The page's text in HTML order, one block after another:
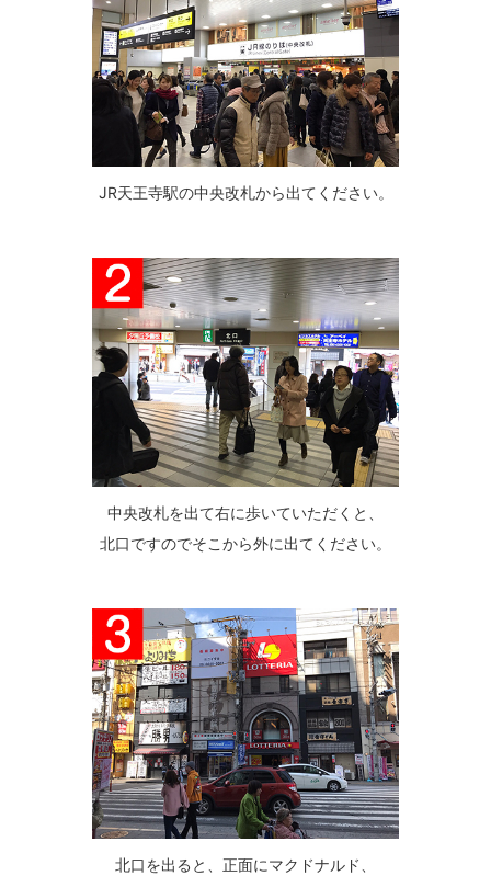
JR天王寺駅の中央改札から出てください。
中央改札を出て右に歩いていただくと、
北口ですのでそこから外に出てください。
北口を出ると、正面にマクドナルド、